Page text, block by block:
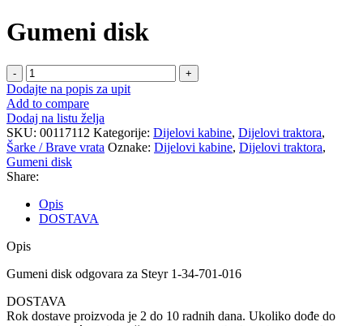
Gumeni disk
Gumeni
disk
količina
Dodajte na popis za upit
Add to compare
Dodaj na listu želja
SKU: 00117112 Kategorije: Dijelovi kabine, Dijelovi traktora,
Šarke / Brave vrata Oznake: Dijelovi kabine, Dijelovi traktora,
Gumeni disk
Share:
Opis
DOSTAVA
Opis
Gumeni disk odgovara za Steyr 1-34-701-016
DOSTAVA
Rok dostave proizvoda je 2 do 10 radnih dana. Ukoliko dođe do